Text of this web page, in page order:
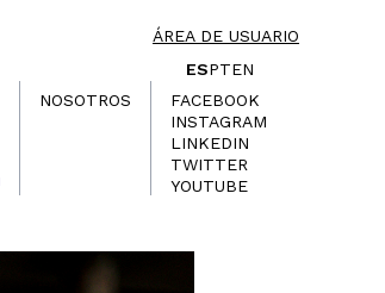
ÁREA DE USUARIO
ESPTEN
NOSOTROS
FACEBOOK
INSTAGRAM
LINKEDIN
TWITTER
YOUTUBE